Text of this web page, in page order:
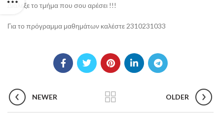
Διάλεξε το τμήμα που σου αρέσει !!!
Για το πρόγραμμα μαθημάτων καλέστε 2310231033
NEWER OLDER